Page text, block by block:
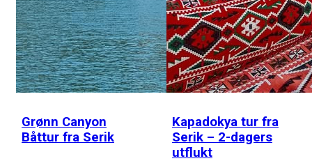
Grønn Canyon
Båttur fra Serik
Kapadokya tur fra
Serik – 2-dagers
utflukt